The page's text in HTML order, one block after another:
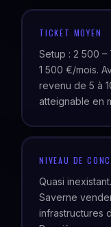
TICKET MOYEN
Setup : 2 500 –
1 500 €/mois.
revenu de 5 à
atteignable en
NIVEAU DE
Quasi
Saverne
infrastructures